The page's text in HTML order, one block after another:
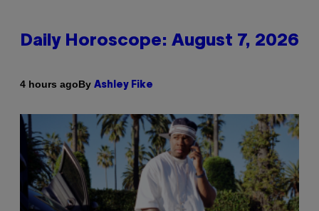
Daily Horoscope: August 7, 2026
4 hours agoBy Ashley Fike